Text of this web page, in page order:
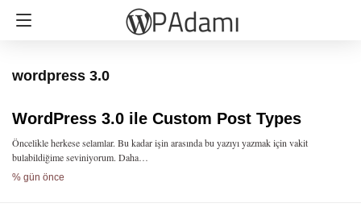
wordpress 3.0
WordPress 3.0 ile Custom Post Types
Öncelikle herkese selamlar. Bu kadar işin arasında bu yazıyı yazmak için vakit
bulabildiğime seviniyorum. Daha…
% gün önce